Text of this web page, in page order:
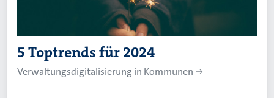
5 Toptrends für 2024
Verwaltungsdigitalisierung in Kommunen